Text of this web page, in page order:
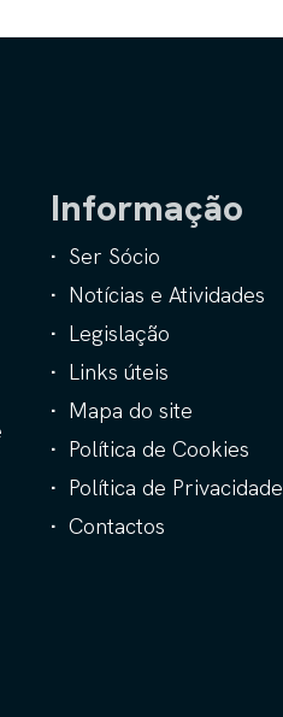
Informação
Ser Sócio
Notícias e Atividades
Legislação
Links úteis
Mapa do site
Política de Cookies
Política de Privacidade
Contactos